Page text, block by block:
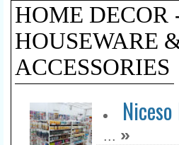
HOME DECOR
HOUSEWARE
ACCESSORIES
... »